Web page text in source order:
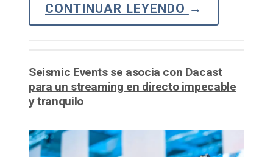
CONTINUAR LEYENDO →
Seismic Events se asocia con Dacast
para un streaming en directo impecable
y tranquilo